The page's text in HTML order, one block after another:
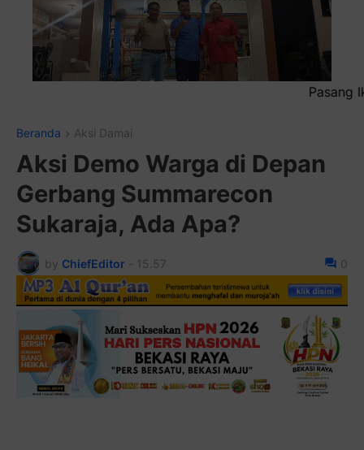
Pasang Iklan Running Text Anda
Beranda Aksi Damai
Aksi Demo Warga di Depan
Gerbang Summarecon
Sukaraja, Ada Apa?
by ChiefEditor - 15.57 0